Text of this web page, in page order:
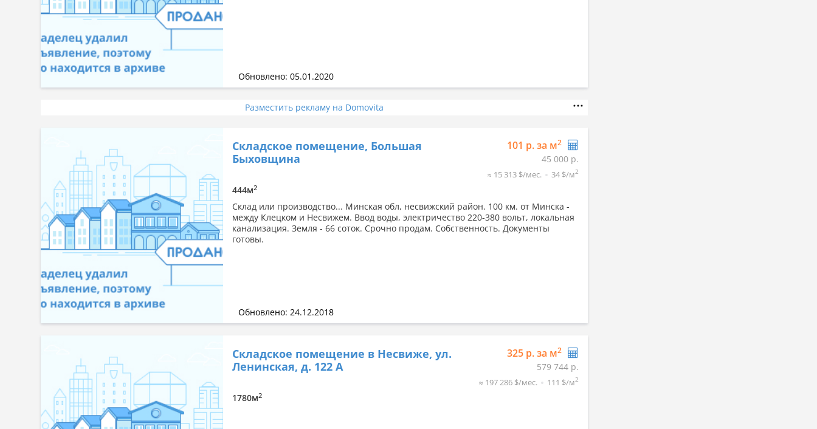
Обновлено: 05.01.2020
Разместить рекламу на Domovita
Складское помещение, Большая
Быховщина
101 р. за м2
45 000 р.
≈ 15 313 $/мес. 34 $/м2
444м2
Склад или производство... Минская обл, несвижский район. 100 км. от Минска -
между Клецком и Несвижем. Ввод воды, электричество 220-380 вольт, локальная
канализация. Земля - 66 соток. Срочно продам. Собственность. Документы
готовы.
Обновлено: 24.12.2018
Складское помещение в Несвиже, ул.
Ленинская, д. 122 А
325 р. за м2
579 744 р.
≈ 197 286 $/мес. 111 $/м2
1780м2